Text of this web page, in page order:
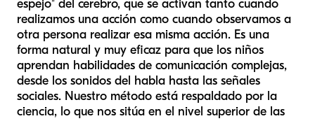
espejo" del cerebro, que se activan tanto cuando
realizamos una acción como cuando observamos a
otra persona realizar esa misma acción. Es una
forma natural y muy eficaz para que los niños
aprendan habilidades de comunicación complejas,
desde los sonidos del habla hasta las señales
sociales. Nuestro método está respaldado por la
ciencia, lo que nos sitúa en el nivel superior de las